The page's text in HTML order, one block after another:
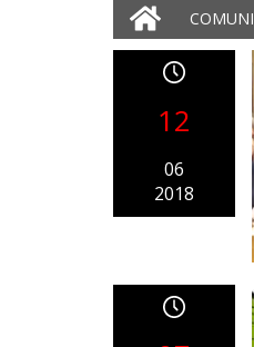
COMUNI
12
06
2018